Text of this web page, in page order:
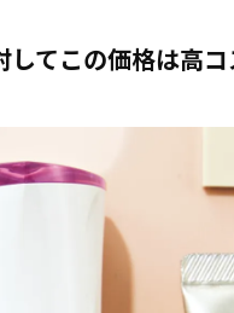
てこの価格は高コ